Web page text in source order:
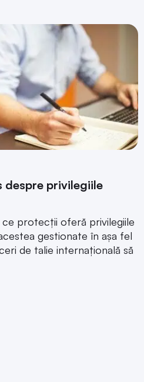
despre privilegiile
protecții oferă privilegiile
gestionate în așa fel
de talie internațională să